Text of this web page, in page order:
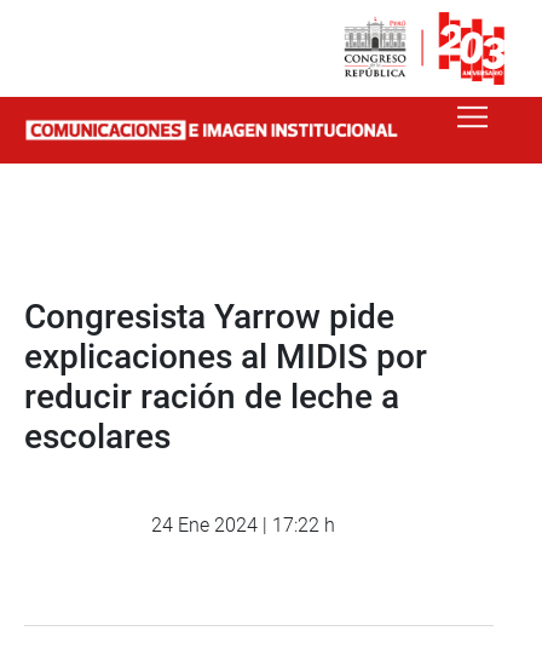
Congresista Yarrow pide
explicaciones al MIDIS por
reducir ración de leche a
escolares
24 Ene 2024 | 17:22 h